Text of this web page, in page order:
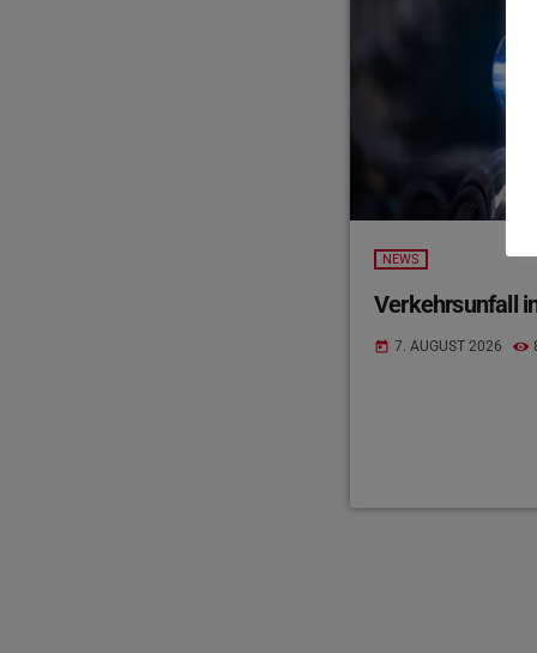
NEWS
Verkehrsunfall
today 7. AUGUST 2026